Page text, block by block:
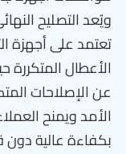
ويُعد التصليح
تعتمد على أجهزة
الأعطال المتكررة
عن الإصلاحات
الأمد ويمنح
بكفاءة عالية